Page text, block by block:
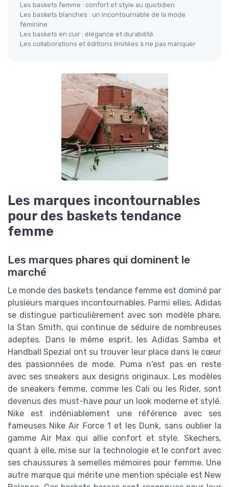
Les baskets femme : confort et style au quotidien
Les baskets blanches : un incontournable de la mode
féminine
Les baskets en cuir : élégance et durabilité
Les collaborations et éditions limitées à ne pas manquer
Les marques incontournables
pour des baskets tendance
femme
Les marques phares qui dominent le
marché
Le monde des baskets tendance femme est dominé par
plusieurs marques incontournables. Parmi elles, Adidas
se distingue particulièrement avec son modèle phare,
la Stan Smith, qui continue de séduire de nombreuses
adeptes. Dans le même esprit, les Adidas Samba et
Handball Spezial ont su trouver leur place dans le cœur
des passionnées de mode. Puma n'est pas en reste
avec ses sneakers aux designs originaux. Les modèles
de sneakers femme, comme les Cali ou les Rider, sont
devenus des must-have pour un look moderne et stylé.
Nike est indéniablement une référence avec ses
fameuses Nike Air Force 1 et les Dunk, sans oublier la
gamme Air Max qui allie confort et style. Skechers,
quant à elle, mise sur la technologie et le confort avec
ses chaussures à semelles mémoires pour femme. Une
autre marque qui mérite une mention spéciale est New